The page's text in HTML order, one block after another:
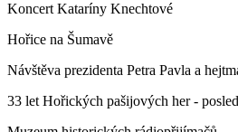
Koncert Kataríny Knechtové
Hořice na Šumavě
Návštěva prezidenta Petra Pavla a
33 let Hořických pašijových her -